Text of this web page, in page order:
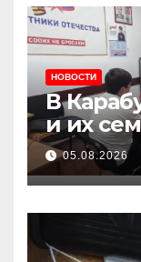
НОВОСТИ
В
и их
приема
05.08.2026